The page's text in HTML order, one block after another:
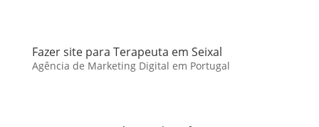
Fazer site para Terapeuta em Seixal
Agência de Marketing Digital em Portugal